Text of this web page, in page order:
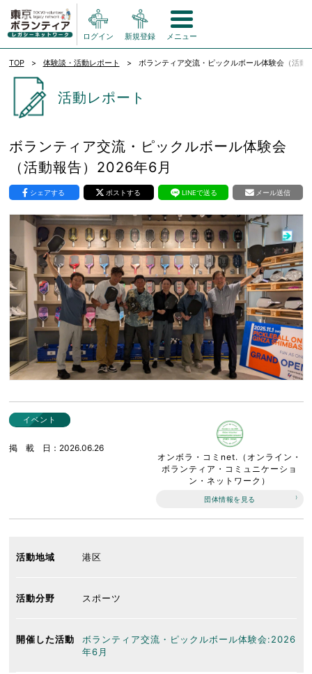
ログイン 新規登録 メニュー
TOP 体験談・活動レポート ボランティア交流・ピックルボール体験会（活動
活動レポート
ボランティア交流・ピックルボール体験会
（活動報告）2026年6月
シェアする ポストする LINEで送る メール送信
イベント
掲載日
2026.06.26
オンボラ・コミnet.（オンライン・
ボランティア・コミュニケーショ
ン・ネットワーク）
団体情報を見る
活動地域 港区
活動分野 スポーツ
開催した活動
ボランティア交流・ピックルボール体験会:2026
年6月